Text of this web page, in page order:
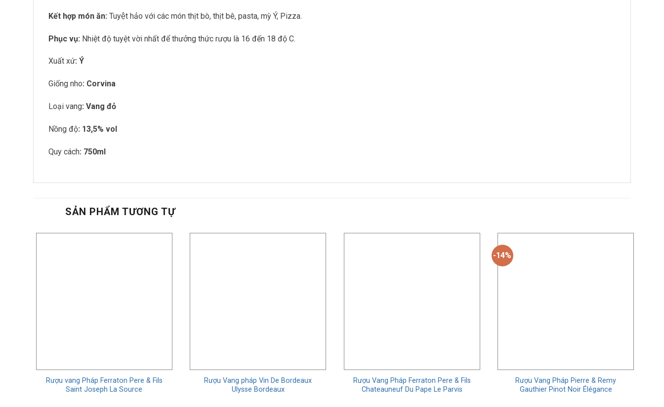
Kết hợp món ăn: Tuyệt hảo với các món thịt bò, thịt bê, pasta, mỳ Ý, Pizza.
Phục vụ: Nhiệt độ tuyệt vời nhất để thưởng thức rượu là 16 đến 18 độ C.
Xuất xứ: Ý
Giống nho: Corvina
Loại vang: Vang đỏ
Nồng độ: 13,5% vol
Quy cách: 750ml
SẢN PHẨM TƯƠNG TỰ
Rượu vang Pháp Ferraton Pere & Fils
Saint Joseph La Source
Rượu Vang pháp Vin De Bordeaux
Ulysse Bordeaux
Rượu Vang Pháp Ferraton Pere & Fils
Chateauneuf Du Pape Le Parvis
-14%
Rượu Vang Pháp Pierre & Remy
Gauthier Pinot Noir Élégance